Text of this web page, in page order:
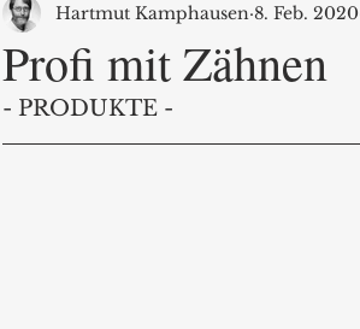
ANZEIGE Intro
Profi mit Zähnen
Hartmut Kamphausen 8. Feb. 2020
- PRODUKTE -